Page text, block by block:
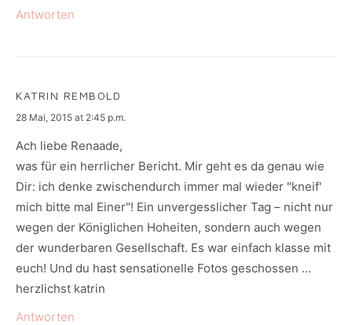
Antworten
KATRIN REMBOLD
says:
28 Mai, 2015 at 2:45 p.m.
Ach liebe Renaade,
was für ein herrlicher Bericht. Mir geht es da genau wie
Dir: ich denke zwischendurch immer mal wieder "kneif'
mich bitte mal Einer"! Ein unvergesslicher Tag – nicht nur
wegen der Königlichen Hoheiten, sondern auch wegen
der wunderbaren Gesellschaft. Es war einfach klasse mit
euch! Und du hast sensationelle Fotos geschossen …
herzlichst katrin
Antworten